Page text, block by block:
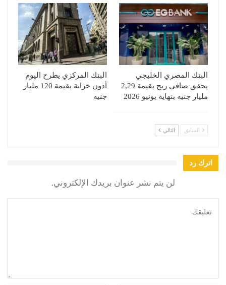
البنك المصري الخليجي
يحقق صافي ربح بقيمة 2,29
مليار جنيه بنهاية يونيو 2026
البنك المركزي يطرح اليوم
أذون خزانة بقيمة 120 مليار
جنيه
السابق التالي
اترك رد
لن يتم نشر عنوان بريدك الإلكتروني.